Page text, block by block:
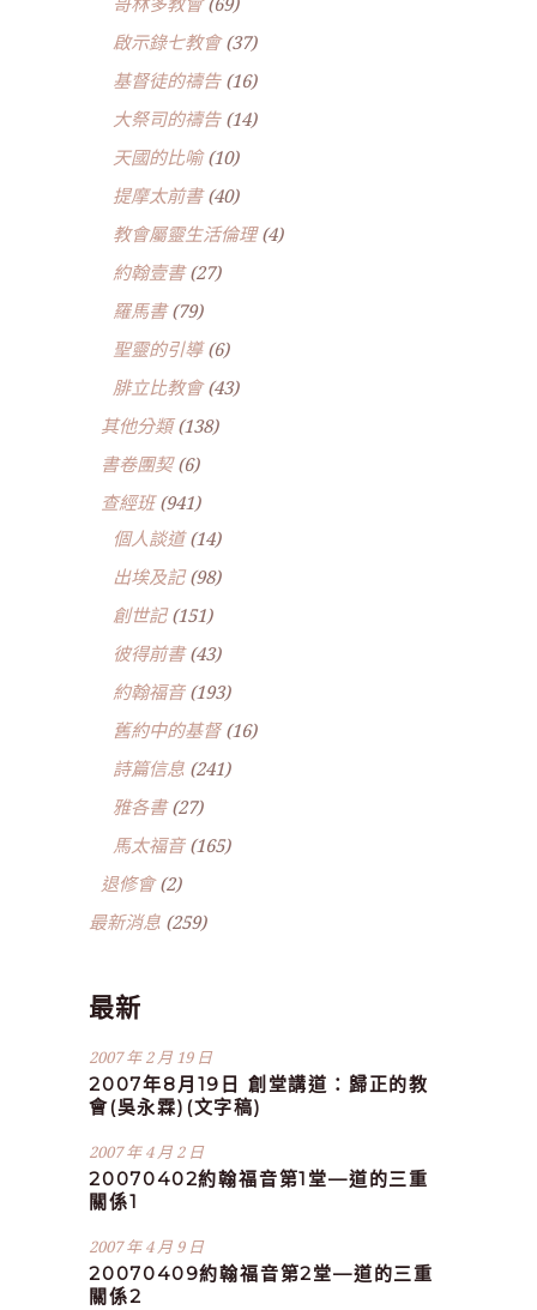
啟示錄七教會(37)
基督徒的禱告(16)
大祭司的禱告(14)
天國的比喻(10)
提摩太前書(40)
教會屬靈生活倫理(4)
約翰壹書(27)
羅馬書(79)
聖靈的引導(6)
腓立比教會(43)
其他分類(138)
書卷團契(6)
查經班(941)
個人談道(14)
出埃及記(98)
創世記(151)
彼得前書(43)
約翰福音(193)
舊約中的基督(16)
詩篇信息 (241)
雅各書(27)
馬太福音(165)
退修會(2)
最新消息 (259)
最新
2007 年 2 月 19 日
2007年8月19日 創堂講道：歸正的教
會(吳永霖)(文字稿)
2007 年 4 月 2 日
20070402約翰福音第1堂—道的三重
關係1
2007 年 4 月 9 日
20070409約翰福音第2堂—道的三重
關係2